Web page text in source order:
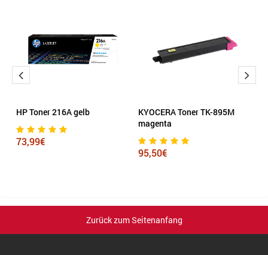
HP Toner 216A gelb
73,99€
KYOCERA Toner TK-895M
magenta
95,50€
Zurück zum Seitenanfang